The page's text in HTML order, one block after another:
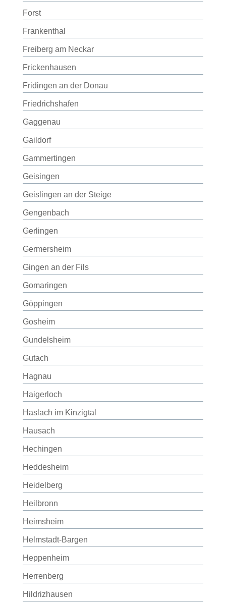
Forst
Frankenthal
Freiberg am Neckar
Frickenhausen
Fridingen an der Donau
Friedrichshafen
Gaggenau
Gaildorf
Gammertingen
Geisingen
Geislingen an der Steige
Gengenbach
Gerlingen
Germersheim
Gingen an der Fils
Gomaringen
Göppingen
Gosheim
Gundelsheim
Gutach
Hagnau
Haigerloch
Haslach im Kinzigtal
Hausach
Hechingen
Heddesheim
Heidelberg
Heilbronn
Heimsheim
Helmstadt-Bargen
Heppenheim
Herrenberg
Hildrizhausen